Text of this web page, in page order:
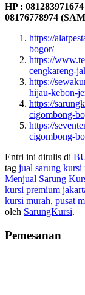
HP :
08176778974
https://
bogor/
https://
cengkareng-
https://
hijau-kebon-
https://
cigombong-
https://
cigombong-
Entri ini ditulis di
tag jual sarung kursi
Menjual Sarung
kursi premium
kursi murah, pusat
oleh SarungKursi.
Pemesanan